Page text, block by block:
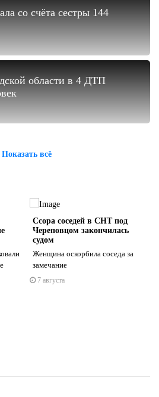
со счёта сестры 144
области в 4 ДТП
Показать всё
Ссора соседей в СНТ под
Череповцом закончилась
судом
Женщина оскорбила соседа за
замечание
7 августа